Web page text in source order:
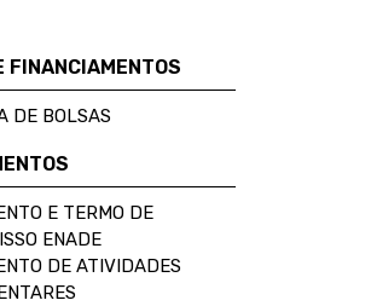
FINANCIAMENTOS
DE BOLSAS
E TERMO DE
ENADE
DE ATIVIDADES